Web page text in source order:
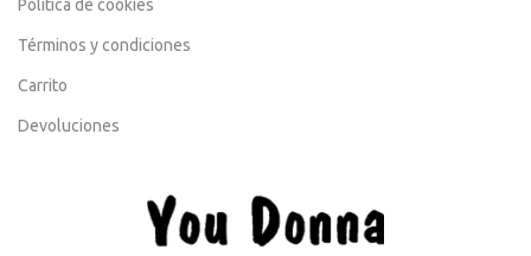
Política de cookies
Términos y condiciones
Carrito
Devoluciones